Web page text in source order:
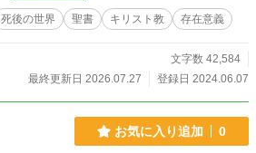
死後の世界 聖書 キリスト教 存在意義
文字数 42,584
最終更新日 2026.07.27
登録日 2024.06.07
お気に入り追加 0